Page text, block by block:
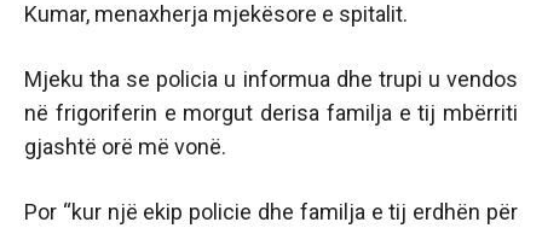
Kumar, menaxherja mjekësore e spitalit.
Mjeku tha se policia u informua dhe trupi u vendos
në frigoriferin e morgut derisa familja e tij mbërriti
gjashtë orë më vonë.
Por “kur një ekip policie dhe familja e tij erdhën për